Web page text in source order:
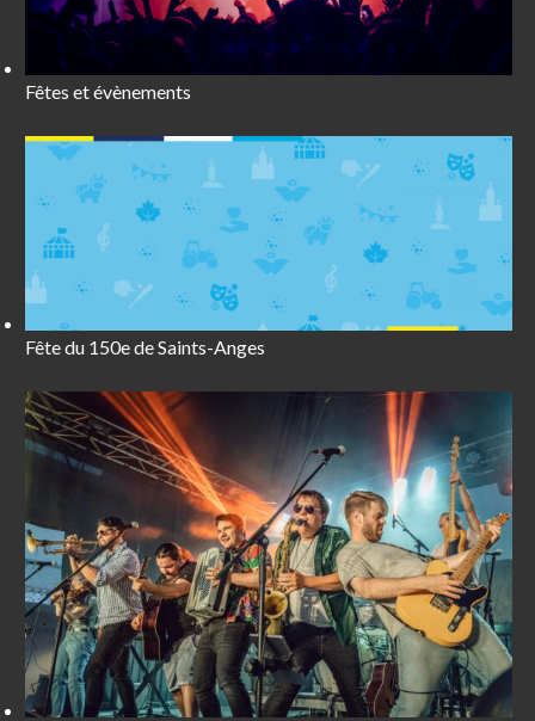
Fêtes et évènements
Fête du 150e de Saints-Anges